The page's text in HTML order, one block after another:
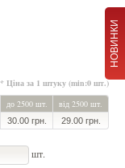
НОВИНКИ
* Ціна за 1 штуку (min:0 шт.)
до 2500 шт. від 2500 шт.
30.00 грн. 29.00 грн.
шт.